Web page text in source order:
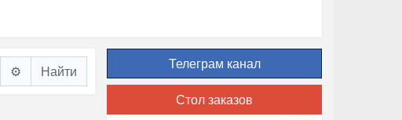
⚙️
Телеграм канал
Стол заказов